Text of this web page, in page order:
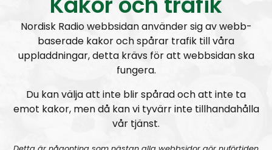
enligt den svenska versionen av deklarationen så har
människor ett givet värde och deras mål är att alla ska
ha samma värde. I alla andra sammanhang då man
talar om värde så utgår man alltid ifrån en subjektiv
betraktelse. Det vill säga, dina barn är mer värda för dig
än andras barn och du skulle rädda dina egna barn ur en
Nordisk Radio webbsidan använder sig av webb-
baserade kakor och spårar trafik till våra
uppladdningar, detta krävs för att webbsidan ska
fungera.
Du kan välja att inte blir spårad och att inte ta
emot kakor, men då kan vi tyvärr inte tillhandahålla
vår tjänst.